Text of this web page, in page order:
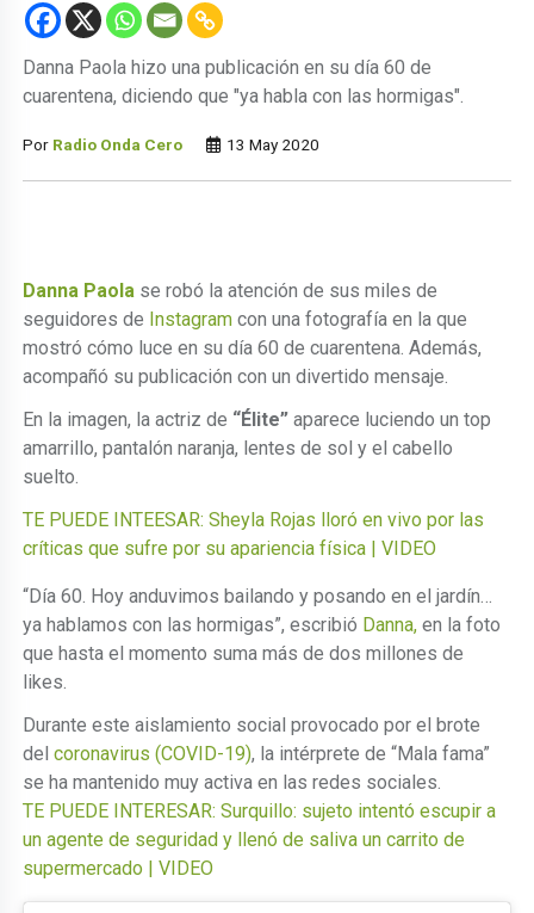
Danna Paola hizo una publicación en su día 60 de
cuarentena, diciendo que "ya habla con las hormigas".
Por Radio Onda Cero 13 May 2020
Danna Paola se robó la atención de sus miles de
seguidores de Instagram con una fotografía en la que
mostró cómo luce en su día 60 de cuarentena. Además,
acompañó su publicación con un divertido mensaje.
En la imagen, la actriz de “Élite” aparece luciendo un top
amarrillo, pantalón naranja, lentes de sol y el cabello
suelto.
TE PUEDE INTEESAR: Sheyla Rojas lloró en vivo por las
críticas que sufre por su apariencia física | VIDEO
“Día 60. Hoy anduvimos bailando y posando en el jardín…
ya hablamos con las hormigas”, escribió Danna, en la foto
que hasta el momento suma más de dos millones de
likes.
Durante este aislamiento social provocado por el brote
delcoronavirus (COVID-19), la intérprete de “Mala fama”
se ha mantenido muy activa en las redes sociales.
TE PUEDE INTERESAR: Surquillo: sujeto intentó escupir a
un agente de seguridad y llenó de saliva un carrito de
supermercado | VIDEO